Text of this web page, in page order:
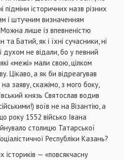
підміни історичних назв різних
і штучним визначенням
Можна лише із впевненістю
та Батий, як і їхні сучасники, ні
духом не відали, бо у певний
«межі» мали свою, цілком
Цікаво, а як би відреагував
заяву, скажімо, з мого боку,
князь Святослав водив
воїв не на Візантію, а
року 1552 військо Івана
столицю Татарської
Республіки Казань?
— «повсякчасну